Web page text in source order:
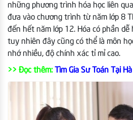
những phương trình hóa học liên
đưa vào chương trình từ năm lớp 8
đến hết năm lớp 12. Hóa có phần dễ
tuy nhiên đây cũng có thể là môn
nhớ nhiều, độ chính xác tỉ mỉ cao.
>> Đọc thêm: Tìm Gia Sư Toán Tại